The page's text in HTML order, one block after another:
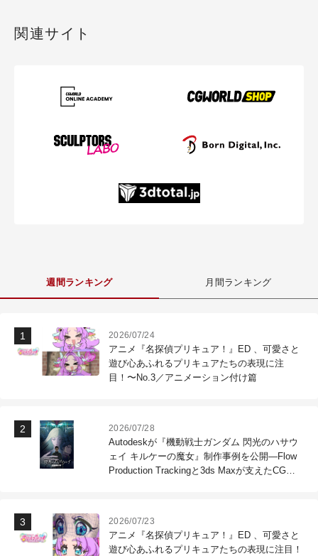
関連サイト
週間ランキング 月間ランキング
2026/07/24
アニメ『名探偵プリキュア！』ED 、可愛さと
遊び心あふれるプリキュアたちの表現に注
目！〜No.3／アニメーション付け篇
2026/07/28
Autodeskが『機動戦士ガンダム 閃光のハサウ
ェイ キルケーの魔女』制作事例を公開―Flow
Production Trackingと3ds Maxが支えたCG制
2026/07/23
アニメ『名探偵プリキュア！』ED 、可愛さと
遊び心あふれるプリキュアたちの表現に注目！